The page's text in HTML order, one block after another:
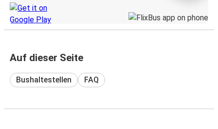
Auf dieser Seite
Bushaltestellen FAQ